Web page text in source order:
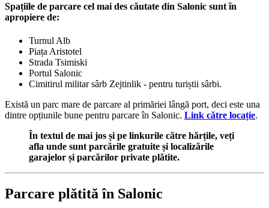
Spațiile de parcare cel mai des căutate din Salonic sunt în
apropiere de:
Turnul Alb
Piața Aristotel
Strada Tsimiski
Portul Salonic
Cimitirul militar sârb Zejtinlik - pentru turiștii sârbi.
Există un parc mare de parcare al primăriei lângă port, deci este una
dintre opțiunile bune pentru parcare în Salonic. Link către locație.
În textul de mai jos și pe linkurile către hărțile, veți
afla unde sunt parcările gratuite și localizările
garajelor și parcărilor private plătite.
Parcare plătită în Salonic